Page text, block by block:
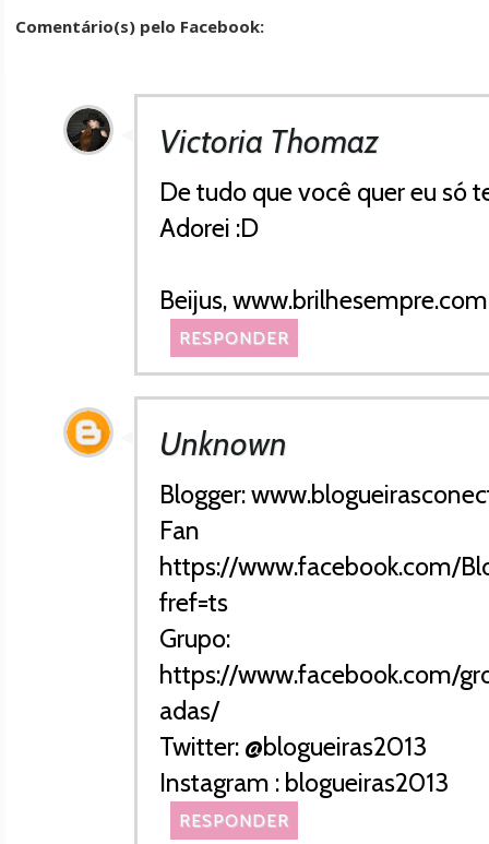
Comentário(s) pelo Facebook:
Victoria Thomaz
De tudo que você quer eu só
Adorei :D
Beijus, www.brilhesempre.com
RESPONDER
Unknown
Blogger:
Fan
https://www.facebook.com/
fref=ts
Grupo:
https://www.facebook.com/
adas/
Twitter: @blogueiras2013
Instagram : blogueiras2013
RESPONDER